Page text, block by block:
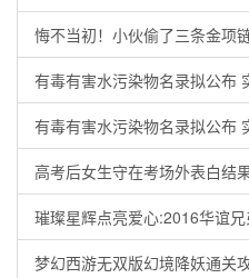
悔不当初！小伙偷了三条金项
有毒有害水污染物名录拟公布
有毒有害水污染物名录拟公布
高考后女生守在考场外表白结
璀璨星辉点亮爱心:2016华谊
梦幻西游无双版幻境降妖通关